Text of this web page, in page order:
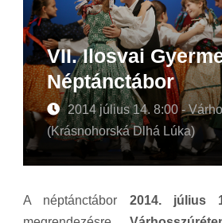
VII. Ilosvai
Néptánctábor
2014 július 14. 8:00 -
(Krásnohorská Dlhá Lúka)
A néptánctábor 2014. július